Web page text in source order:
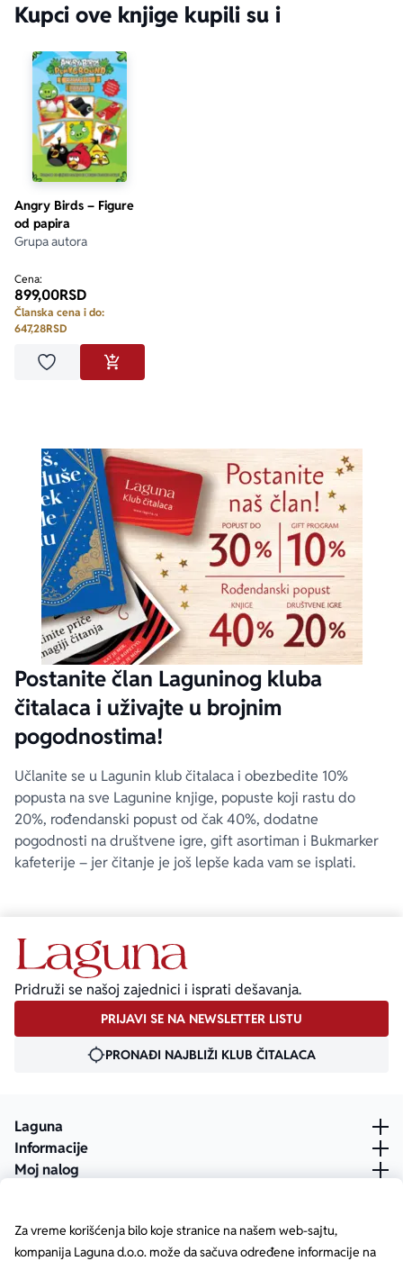
Za vreme korišćenja bilo koje stranice na našem web-sajtu,
kompanija Laguna d.o.o. može da sačuva određene informacije na
Kupci ove knjige kupili su i
Angry Birds – Figure
od papira
Grupa autora
Cena:
899,00RSD
Članska cena i do:
647,28RSD
Dodaj u omiljeneDODAJ U KORPU
Postanite član Laguninog kluba
čitalaca i uživajte u brojnim
pogodnostima!
Učlanite se u Lagunin klub čitalaca i obezbedite 10%
popusta na sve Lagunine knjige, popuste koji rastu do
20%, rođendanski popust od čak 40%, dodatne
pogodnosti na društvene igre, gift asortiman i Bukmarker
kafeterije – jer čitanje je još lepše kada vam se isplati.
Pridruži se našoj zajednici i isprati dešavanja.
PRIJAVI SE NA NEWSLETTER LISTU
PRONAĐI NAJBLIŽI KLUB ČITALACA
Laguna
Informacije
Moj nalog